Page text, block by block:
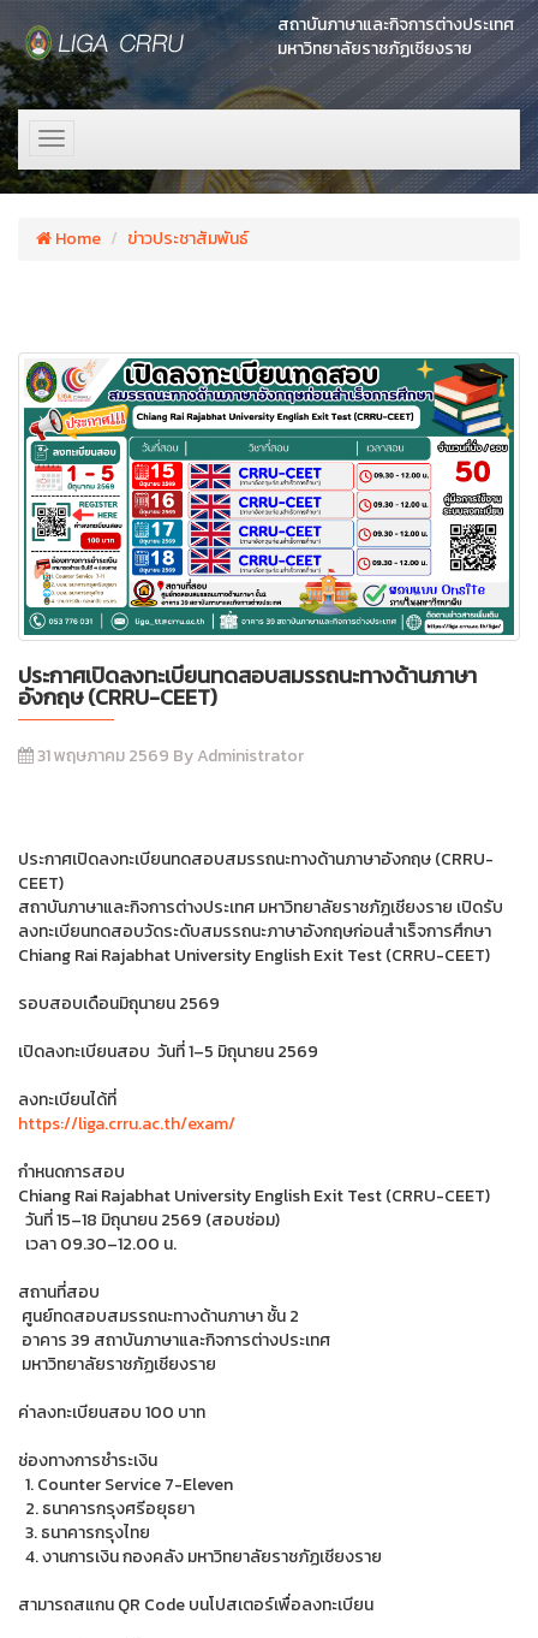
สถาบันภาษาและกิจการต่างประเทศ
มหาวิทยาลัยราชภัฏเชียงราย
Toggle
navigation
Home ข่าวประชาสัมพันธ์
ประกาศเปิดลงทะเบียนทดสอบสมรรถนะทางด้านภาษา
อังกฤษ (CRRU-CEET)
31 พฤษภาคม 2569 By Administrator
ประกาศเปิดลงทะเบียนทดสอบสมรรถนะทางด้านภาษาอังกฤษ (CRRU-
CEET)
สถาบันภาษาและกิจการต่างประเทศ มหาวิทยาลัยราชภัฏเชียงราย เปิดรับ
ลงทะเบียนทดสอบวัดระดับสมรรถนะภาษาอังกฤษก่อนสำเร็จการศึกษา
Chiang Rai Rajabhat University English Exit Test (CRRU-CEET)
รอบสอบเดือนมิถุนายน 2569
เปิดลงทะเบียนสอบ วันที่ 1–5 มิถุนายน 2569
ลงทะเบียนได้ที่
https://liga.crru.ac.th/exam/
กำหนดการสอบ
Chiang Rai Rajabhat University English Exit Test (CRRU-CEET)
วันที่ 15–18 มิถุนายน 2569 (สอบซ่อม)
เวลา 09.30–12.00 น.
สถานที่สอบ
ศูนย์ทดสอบสมรรถนะทางด้านภาษา ชั้น 2
อาคาร 39 สถาบันภาษาและกิจการต่างประเทศ
มหาวิทยาลัยราชภัฏเชียงราย
ค่าลงทะเบียนสอบ 100 บาท
ช่องทางการชำระเงิน
1. Counter Service 7-Eleven
2. ธนาคารกรุงศรีอยุธยา
3. ธนาคารกรุงไทย
4. งานการเงิน กองคลัง มหาวิทยาลัยราชภัฏเชียงราย
สามารถสแกน QR Code บนโปสเตอร์เพื่อลงทะเบียน